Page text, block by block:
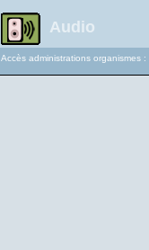
Audio
Accès administrations organismes :